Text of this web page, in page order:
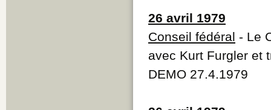
26 avril 1979
Conseil fédéral - Le
avec Kurt Furgler et
DEMO 27.4.1979